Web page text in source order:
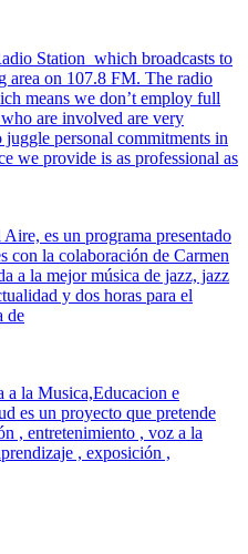
Station which broadcasts to
area on 107.8 FM. The radio
means we don’t employ full
are involved are very
personal commitments in
we provide is as professional as
es un programa presentado
con la colaboración de Carmen
a la mejor música de jazz, jazz
y dos horas para el
de
la Musica,Educacion e
es un proyecto que pretende
, entretenimiento , voz a la
, exposición ,